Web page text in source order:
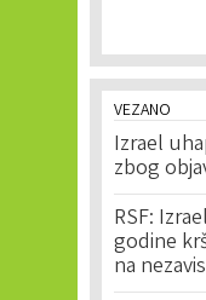
VEZANO
Izrael
zbog
RSF:
godine
na